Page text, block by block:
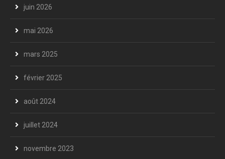
juin 2026
mai 2026
mars 2025
février 2025
août 2024
juillet 2024
novembre 2023